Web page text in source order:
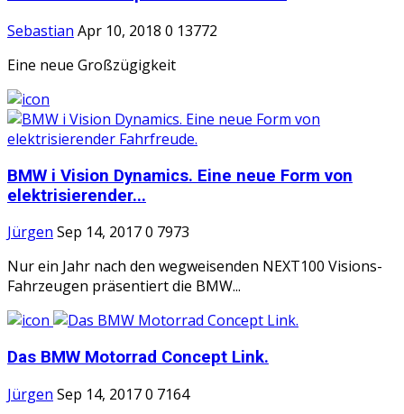
Sebastian Apr 10, 2018 0 13772
Eine neue Großzügigkeit
BMW i Vision Dynamics. Eine neue Form von
elektrisierender...
Jürgen Sep 14, 20170 7973
Nur ein Jahr nach den wegweisenden NEXT100 Visions-
Fahrzeugen präsentiert die BMW...
Das BMW Motorrad Concept Link.
Jürgen Sep 14, 20170 7164